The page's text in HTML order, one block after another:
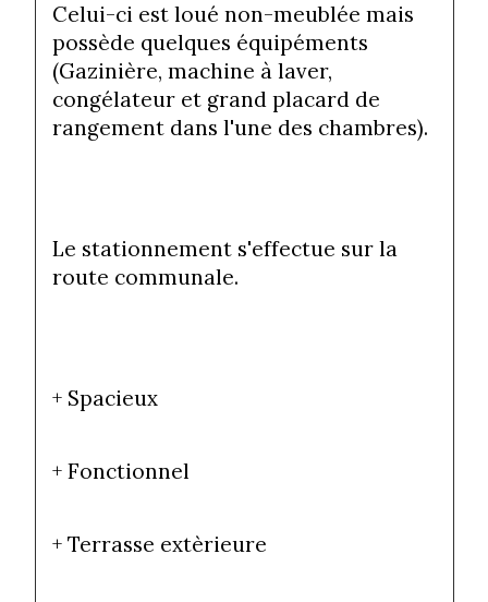
Celui-ci est loué non-meublée mais
possède quelques équipéments
(Gazinière, machine à laver,
congélateur et grand placard de
rangement dans l'une des chambres).
Le stationnement s'effectue sur la
route communale.
+ Spacieux
+ Fonctionnel
+ Terrasse extèrieure